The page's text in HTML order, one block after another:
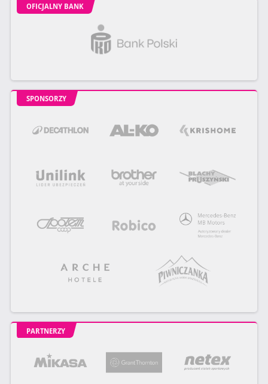
OFICJALNY BANK
SPONSORZY
PARTNERZY